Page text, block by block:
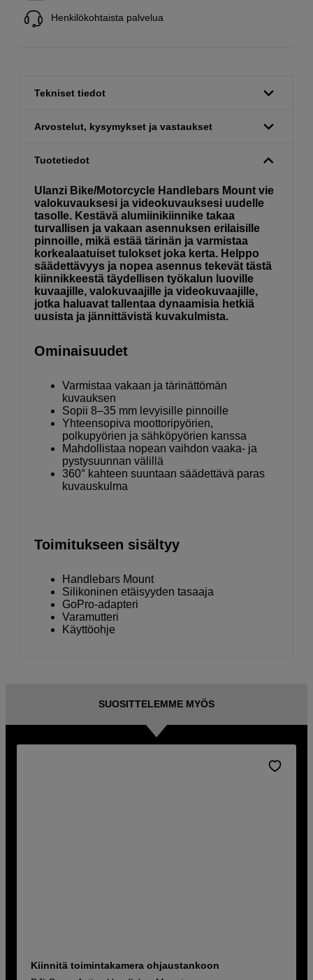
Henkilökohtaista palvelua
Tekniset tiedot
Arvostelut, kysymykset ja vastaukset
Tuotetiedot
Ulanzi Bike/Motorcycle Handlebars Mount vie
valokuvauksesi ja videokuvauksesi uudelle
tasolle. Kestävä alumiinikiinnike takaa
turvallisen ja vakaan asennuksen erilaisille
pinnoille, mikä estää tärinän ja varmistaa
korkealaatuiset tulokset joka kerta. Helppo
säädettävyys ja nopea asennus tekevät tästä
kiinnikkeestä täydellisen työkalun luoville
kuvaajille, valokuvaajille ja videokuvaajille,
jotka haluavat tallentaa dynaamisia hetkiä
uusista ja jännittävistä kuvakulmista.
Ominaisuudet
Varmistaa vakaan ja tärinättömän
kuvauksen
Sopii 8–35 mm levyisille pinnoille
Yhteensopiva moottoripyörien,
polkupyörien ja sähköpyörien kanssa
Mahdollistaa nopean vaihdon vaaka- ja
pystysuunnan välillä
360° kahteen suuntaan säädettävä paras
kuvauskulma
Toimitukseen sisältyy
Handlebars Mount
Silikoninen etäisyyden tasaaja
GoPro-adapteri
Varamutteri
Käyttöohje
SUOSITTELEMME MYÖS
Kiinnitä toimintakamera ohjaustankoon